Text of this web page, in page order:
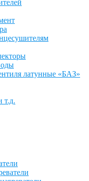
латунные «БАЗ»
т.д.